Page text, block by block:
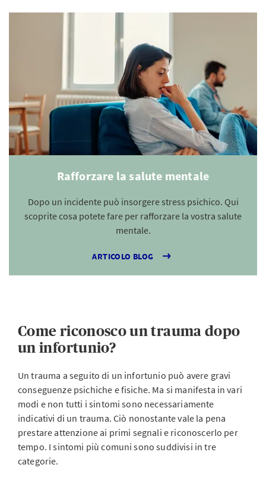
Rafforzare la salute mentale
Dopo un incidente può insorgere stress psichico. Qui
scoprite cosa potete fare per rafforzare la vostra salute
mentale.
ARTICOLO BLOG
Come riconosco un trauma dopo
un infortunio?
Un trauma a seguito di un infortunio può avere gravi
conseguenze psichiche e fisiche. Ma si manifesta in vari
modi e non tutti i sintomi sono necessariamente
indicativi di un trauma. Ciò nonostante vale la pena
prestare attenzione ai primi segnali e riconoscerlo per
tempo. I sintomi più comuni sono suddivisi in tre
categorie.